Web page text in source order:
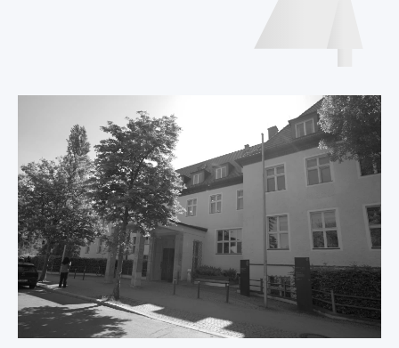
Internationale
Deklaration